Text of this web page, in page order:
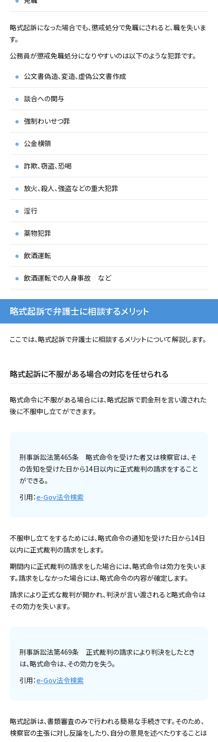
略式起訴になった場合でも、懲戒処分で免職にされると、職を失いま
す。
公務員が懲戒免職処分になりやすいのは以下のような犯罪です。
公文書偽造、変造、虚偽公文書作成
談合への関与
強制わいせつ罪
公金横領
詐欺、窃盗、恐喝
放火、殺人、強盗などの重大犯罪
淫行
薬物犯罪
飲酒運転
飲酒運転での人身事故 など
略式起訴で弁護士に相談するメリット
ここでは、略式起訴で弁護士に相談するメリットについて解説します。
略式起訴に不服がある場合の対応を任せられる
略式命令に不服がある場合には、略式起訴で罰金刑を言い渡された
後に不服申し立てができます。
刑事訴訟法第465条 略式命令を受けた者又は検察官は、そ
の告知を受けた日から14日以内に正式裁判の請求をすること
ができる。
引用：e-Gov法令検索
不服申し立てをするためには、略式命令の通知を受けた日から14日
以内に正式裁判の請求をします。
期間内に正式裁判の請求をした場合には、略式命令は効力を失いま
す。請求をしなかった場合には、略式命令の内容が確定します。
請求により正式な裁判が開かれ、判決が言い渡されると略式命令は
その効力を失います。
刑事訴訟法第469条 正式裁判の請求により判決をしたとき
は、略式命令は、その効力を失う。
引用：e-Gov法令検索
略式起訴は、書類審査のみで行われる簡易な手続きです。そのため、
検察官の主張に対し反論をしたり、自分の意見を述べたりすることは